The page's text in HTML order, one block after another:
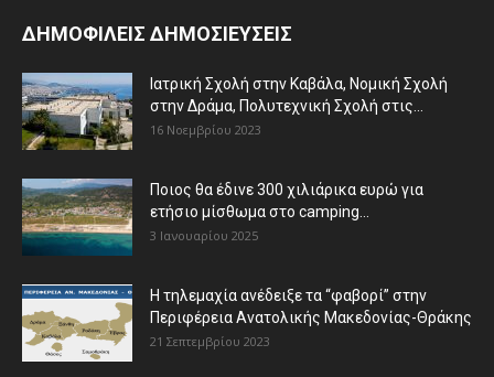
ΔΗΜΟΦΙΛΕΙΣ ΔΗΜΟΣΙΕΥΣΕΙΣ
Ιατρική Σχολή στην Καβάλα, Νομική Σχολή
στην Δράμα, Πολυτεχνική Σχολή στις...
16 Νοεμβρίου 2023
Ποιος θα έδινε 300 χιλιάρικα ευρώ για
ετήσιο μίσθωμα στο camping...
3 Ιανουαρίου 2025
Η τηλεμαχία ανέδειξε τα “φαβορί” στην
Περιφέρεια Ανατολικής Μακεδονίας-Θράκης
21 Σεπτεμβρίου 2023